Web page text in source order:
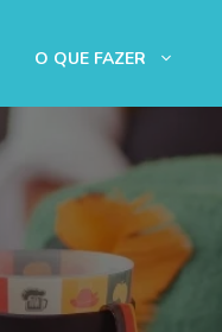
O QUE FAZER